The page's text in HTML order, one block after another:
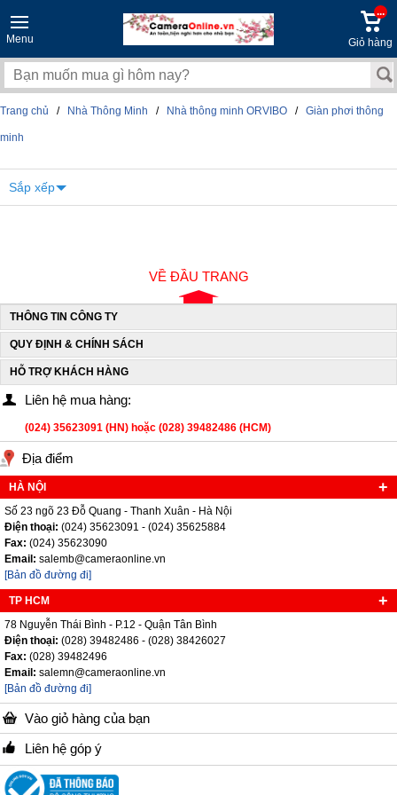
Menu
...
Giỏ hàng
Trang chủ / Nhà Thông Minh / Nhà thông minh ORVIBO / Giàn phơi thông
minh
Sắp xếp
VỀ ĐẦU TRANG
THÔNG TIN CÔNG TY
QUY ĐỊNH & CHÍNH SÁCH
HỖ TRỢ KHÁCH HÀNG
Liên hệ mua hàng:
(024) 35623091 (HN) hoặc (028) 39482486 (HCM)
Địa điểm
HÀ NỘI
Số 23 ngõ 23 Đỗ Quang - Thanh Xuân - Hà Nội
Điện thoại: (024) 35623091 - (024) 35625884
Fax: (024) 35623090
Email: salemb@cameraonline.vn
[Bản đồ đường đi]
TP HCM
78 Nguyễn Thái Bình - P.12 - Quận Tân Bình
Điện thoại: (028) 39482486 - (028) 38426027
Fax: (028) 39482496
Email: salemn@cameraonline.vn
[Bản đồ đường đi]
Vào giỏ hàng của bạn
Liên hệ góp ý